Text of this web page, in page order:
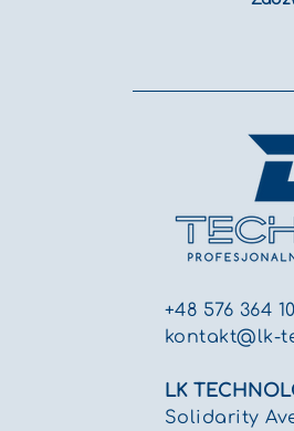
+48 576 364
kontakt@lk-
LK
Solidarity